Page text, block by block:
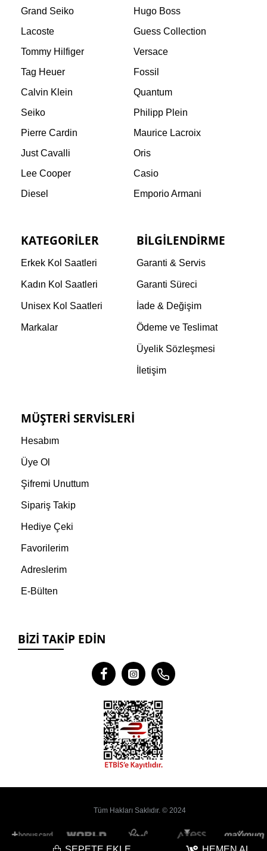
Grand Seiko
Hugo Boss
Lacoste
Guess Collection
Tommy Hilfiger
Versace
Tag Heuer
Fossil
Calvin Klein
Quantum
Seiko
Philipp Plein
Pierre Cardin
Maurice Lacroix
Just Cavalli
Oris
Lee Cooper
Casio
Diesel
Emporio Armani
KATEGORILER
Erkek Kol Saatleri
Kadın Kol Saatleri
Unisex Kol Saatleri
Markalar
BILGILENDIRME
Garanti & Servis
Garanti Süreci
İade & Değişim
Ödeme ve Teslimat
Üyelik Sözleşmesi
İletişim
MÜŞTERI SERVISLERI
Hesabım
Üye Ol
Şifremi Unuttum
Sipariş Takip
Hediye Çeki
Favorilerim
Adreslerim
E-Bülten
BIZI TAKIP EDIN
Tüm Hakları Saklıdır. © 2024